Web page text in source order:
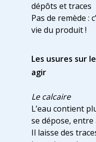
dépôts et traces
Pas de remède :
vie du produit !
Les usures sur
agir
Le calcaire
L’eau contient
se dépose, entre
Il laisse des